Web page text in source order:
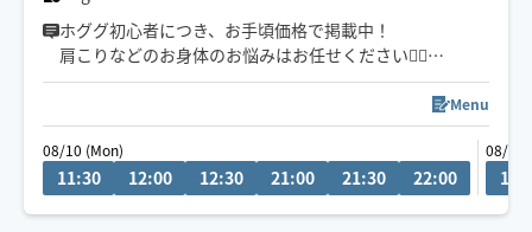
ホググ初心者につき、お手頃価格で掲載中！
肩こりなどのお身体のお悩みはお任せください💁‍♀️
愛知県での施術の方は90分〜のご予約でお願いしており
Menu
08/10 (Mon)
11:30 12:00 12:30 21:00 21:30 22:00
08/13